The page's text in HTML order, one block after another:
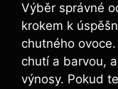
Výběr správné
krokem k
chutného
chutí a barvou,
výnosy. Pokud